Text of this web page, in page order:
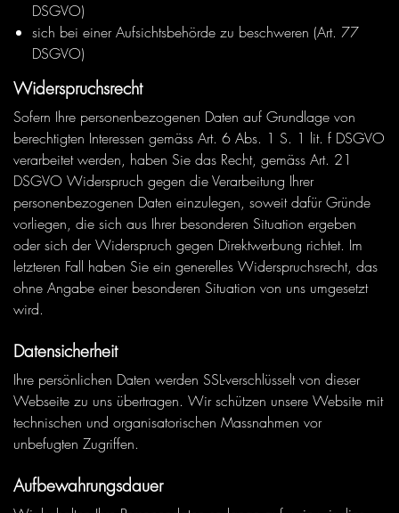
DSGVO)
sich bei einer Aufsichtsbehörde zu beschweren (Art. 77
DSGVO)
Widerspruchsrecht
Sofern Ihre personenbezogenen Daten auf Grundlage von
berechtigten Interessen gemäss Art. 6 Abs. 1 S. 1 lit. f DSGVO
verarbeitet werden, haben Sie das Recht, gemäss Art. 21
DSGVO Widerspruch gegen die Verarbeitung Ihrer
personenbezogenen Daten einzulegen, soweit dafür Gründe
vorliegen, die sich aus Ihrer besonderen Situation ergeben
oder sich der Widerspruch gegen Direktwerbung richtet. Im
letzteren Fall haben Sie ein generelles Widerspruchsrecht, das
ohne Angabe einer besonderen Situation von uns umgesetzt
wird.
Datensicherheit
Ihre persönlichen Daten werden SSL-verschlüsselt von dieser
Webseite zu uns übertragen. Wir schützen unsere Website mit
technischen und organisatorischen Massnahmen vor
unbefugten Zugriffen.
Aufbewahrungsdauer